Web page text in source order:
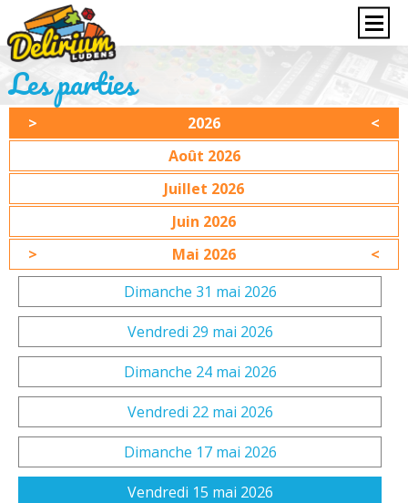
Les parties
2026
Août 2026
Juillet 2026
Juin 2026
Mai 2026
Dimanche 31 mai 2026
Vendredi 29 mai 2026
Dimanche 24 mai 2026
Vendredi 22 mai 2026
Dimanche 17 mai 2026
Vendredi 15 mai 2026